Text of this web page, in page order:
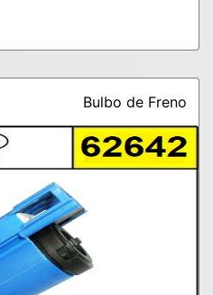
Bulbo de Freno